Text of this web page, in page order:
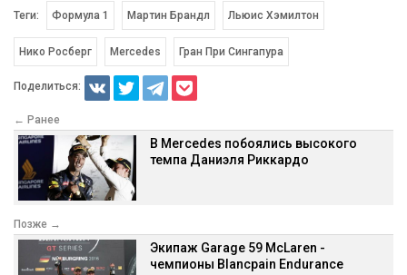
Теги: Формула 1 Мартин Брандл Льюис Хэмилтон
Нико Росберг Mercedes Гран При Сингапура
Поделиться:
← Ранее
В Mercedes побоялись высокого
темпа Даниэля Риккардо
Позже →
Экипаж Garage 59 McLaren -
чемпионы Blancpain Endurance